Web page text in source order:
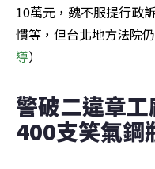
10萬元，魏不服提行政
慣等，但台北地方法院
導）
警破二違章
400支笑氣鋼